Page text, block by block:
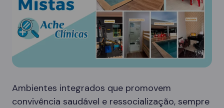
Ambientes integrados que promovem
convivência saudável e ressocialização, sempre